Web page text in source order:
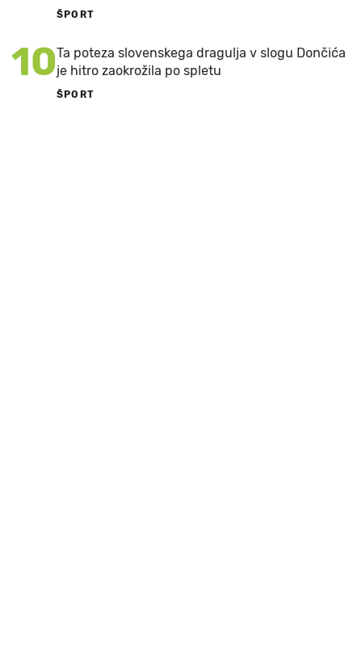
ŠPORT
10Ta poteza slovenskega dragulja v slogu Dončića
je hitro zaokrožila po spletu
ŠPORT